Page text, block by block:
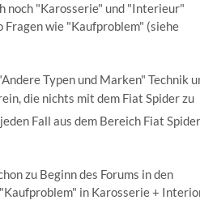
noch "Karosserie" und "Interieur"
wie "Kaufproblem" (siehe
Typen und Marken" Technik
die nichts mit dem Fiat Spider zu
Fall aus dem Bereich Fiat
zu Beginn des Forums in den
in Karosserie +